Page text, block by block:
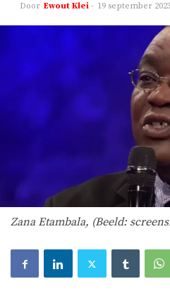
Ewout Klei - 19 september
Zana Etambala, (Beeld: